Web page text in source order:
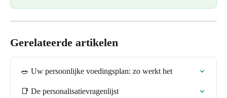
Gerelateerde artikelen
🥗 Uw persoonlijke voedingsplan: zo werkt het
📑 De personalisatievragenlijst